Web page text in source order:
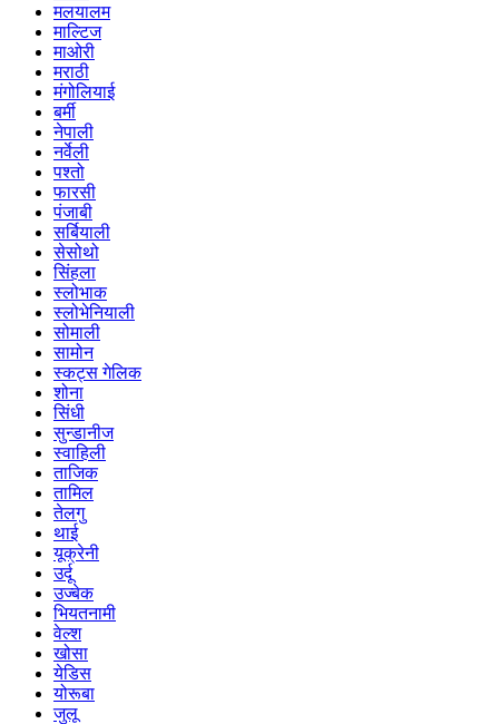
मलयालम
माल्टिज
माओरी
मराठी
मंगोलियाई
बर्मी
नेपाली
नर्वेली
पश्तो
फारसी
पंजाबी
सर्बियाली
सेसोथो
सिंहला
स्लोभाक
स्लोभेनियाली
सोमाली
सामोन
स्कट्स गेलिक
शोना
सिंधी
सुन्डानीज
स्वाहिली
ताजिक
तामिल
तेलगु
थाई
यूक्रेनी
उर्दू
उज्बेक
भियतनामी
वेल्श
खोसा
येडिस
योरूबा
जुलू